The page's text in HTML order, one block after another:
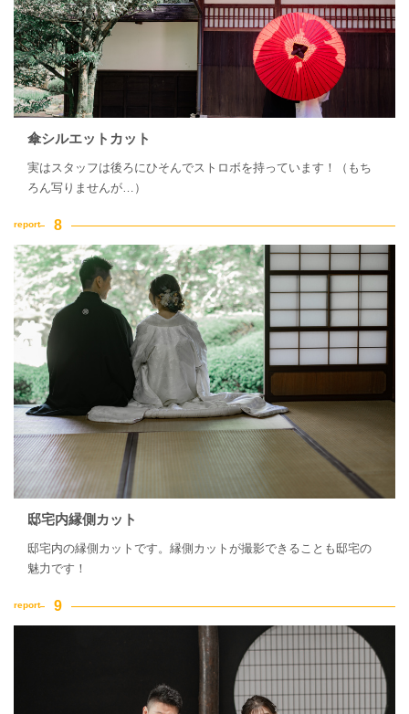
傘シルエットカット
実はスタッフは後ろにひそんでストロボを持っています！（もち
ろん写りませんが…）
邸宅内縁側カット
邸宅内の縁側カットです。縁側カットが撮影できることも邸宅の
魅力です！